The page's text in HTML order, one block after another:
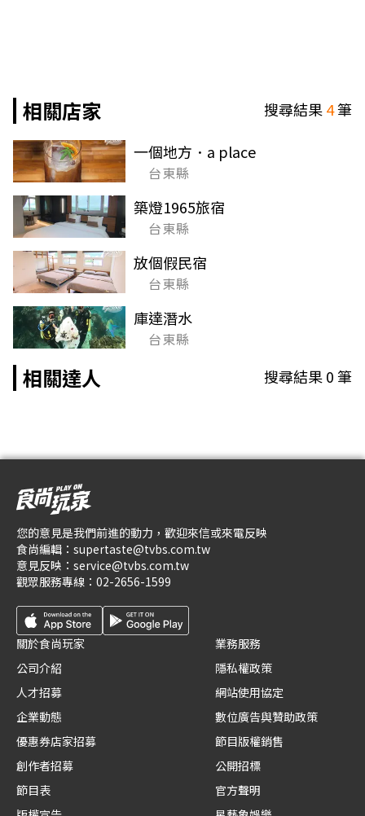
相關店家 搜尋結果4筆
一個地方．a place
台東縣
築燈1965旅宿
台東縣
放個假民宿
台東縣
庫達潛水
台東縣
相關達人 搜尋結果0筆
您的意見是我們前進的動力，歡迎來信或來電反映
食尚編輯： supertaste@tvbs.com.tw
意見反映： service@tvbs.com.tw
觀眾服務專線： 02-2656-1599
關於食尚玩家
公司介紹
人才招募
企業動態
優惠券店家招募
創作者招募
節目表
業務服務
隱私權政策
網站使用協定
數位廣告與贊助政策
節目版權銷售
公開招標
官方聲明